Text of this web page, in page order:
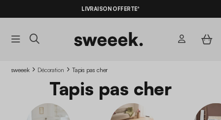
LIVRAISON OFFERTE*
sweeek Décoration Tapis pas cher
Tapis pas cher